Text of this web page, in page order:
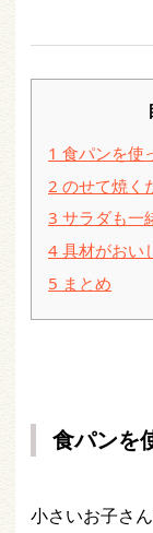
1 食パンを使
2 のせて焼く
3 サラダも一
4 具材がおい
5 まとめ
食パンを
小さいお子さ